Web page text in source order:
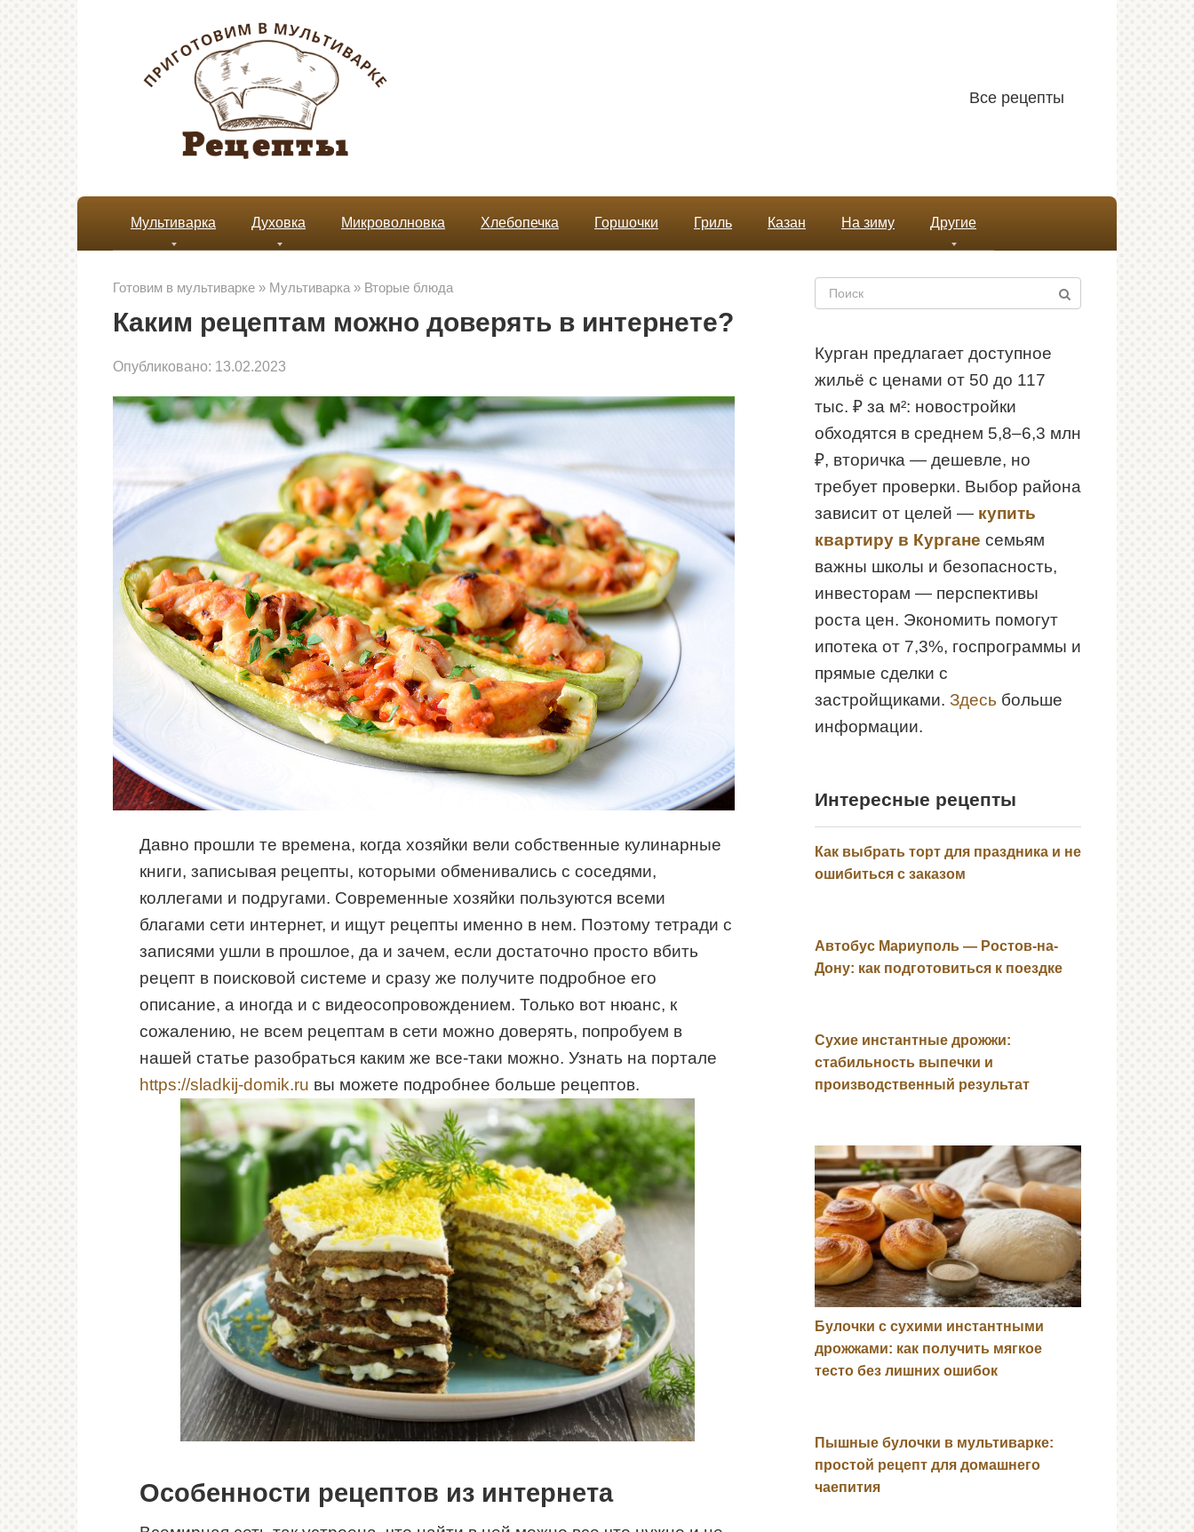
Все рецепты
Мультиварка Духовка Микроволновка Хлебопечка Горшочки Гриль Казан На зиму Другие
Готовим в мультиварке » Мультиварка » Вторые блюда
Каким рецептам можно доверять в интернете?
Опубликовано: 13.02.2023
Давно прошли те времена, когда хозяйки вели собственные кулинарные
книги, записывая рецепты, которыми обменивались с соседями,
коллегами и подругами. Современные хозяйки пользуются всеми
благами сети интернет, и ищут рецепты именно в нем. Поэтому тетради с
записями ушли в прошлое, да и зачем, если достаточно просто вбить
рецепт в поисковой системе и сразу же получите подробное его
описание, а иногда и с видеосопровождением. Только вот нюанс, к
сожалению, не всем рецептам в сети можно доверять, попробуем в
нашей статье разобраться каким же все-таки можно. Узнать на портале
https://sladkij-domik.ru вы можете подробнее больше рецептов.
Особенности рецептов из интернета
Поиск:
Курган предлагает доступное
жильё с ценами от 50 до 117
тыс. ₽ за м²: новостройки
обходятся в среднем 5,8–6,3 млн
₽, вторичка — дешевле, но
требует проверки. Выбор района
зависит от целей — купить
квартиру в Кургане семьям
важны школы и безопасность,
инвесторам — перспективы
роста цен. Экономить помогут
ипотека от 7,3%, госпрограммы и
прямые сделки с
застройщиками. Здесь больше
информации.
Интересные рецепты
Как выбрать торт для праздника и не
ошибиться с заказом
Автобус Мариуполь — Ростов-на-
Дону: как подготовиться к поездке
Сухие инстантные дрожжи:
стабильность выпечки и
производственный результат
Булочки с сухими инстантными
дрожжами: как получить мягкое
тесто без лишних ошибок
Пышные булочки в мультиварке:
простой рецепт для домашнего
чаепития